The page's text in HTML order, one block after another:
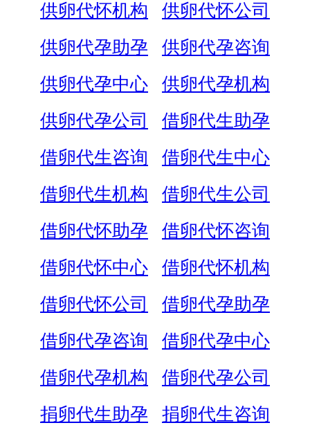
供卵代怀机构
供卵代怀公司
供卵代孕助孕
供卵代孕咨询
供卵代孕中心
供卵代孕机构
供卵代孕公司
借卵代生助孕
借卵代生咨询
借卵代生中心
借卵代生机构
借卵代生公司
借卵代怀助孕
借卵代怀咨询
借卵代怀中心
借卵代怀机构
借卵代怀公司
借卵代孕助孕
借卵代孕咨询
借卵代孕中心
借卵代孕机构
借卵代孕公司
捐卵代生助孕
捐卵代生咨询